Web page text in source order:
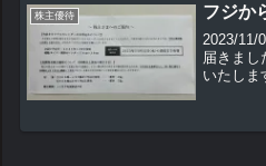
はなく，
株主優待 フジか
2023/11/
届きま
いたしま